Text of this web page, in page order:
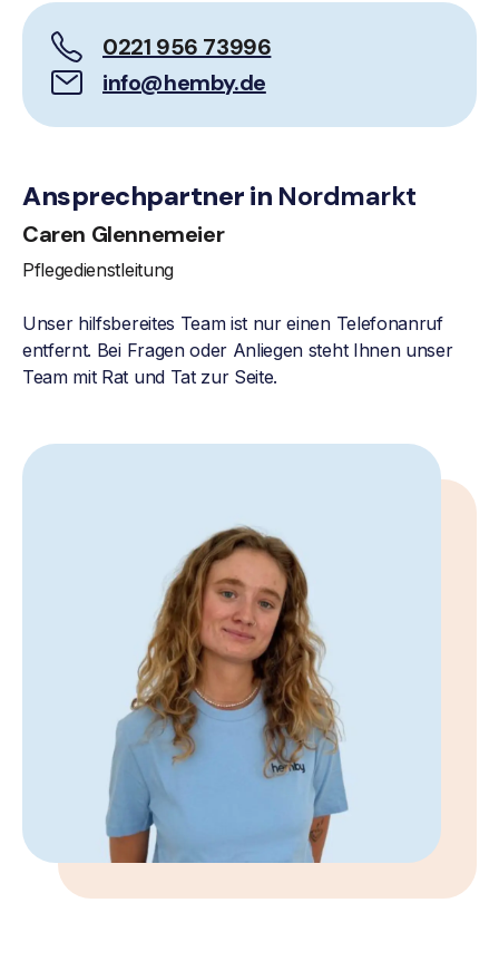
0221 956 73996
info@hemby.de
Ansprechpartner in Nordmarkt
Caren Glennemeier
Pflegedienstleitung
Unser hilfsbereites Team ist nur einen Telefonanruf
entfernt. Bei Fragen oder Anliegen steht Ihnen unser
Team mit Rat und Tat zur Seite.